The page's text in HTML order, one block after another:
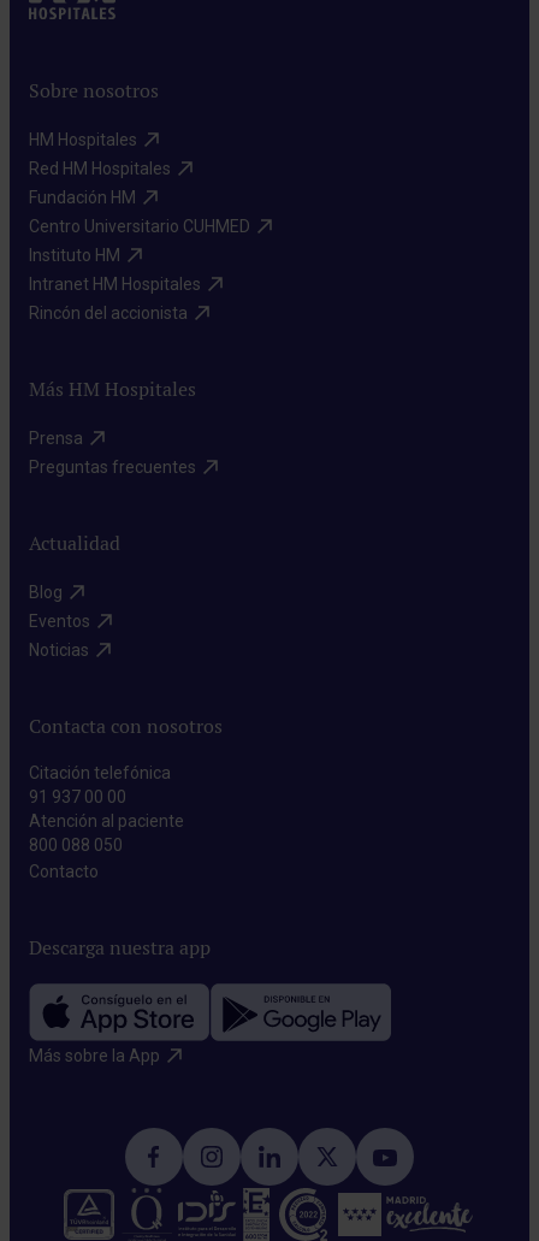
Sobre nosotros
HM Hospitales​
Red HM Hospitales​
Fundación HM​
Centro Universitario CUHMED​
Instituto HM​
Intranet HM Hospitales​
Rincón del accionista​
Más HM Hospitales
Prensa​
Preguntas frecuentes​
Actualidad
Blog​
Eventos​
Noticias​
Contacta con nosotros
Citación telefónica
91 937 00 00
Atención al paciente
800 088 050
Contacto​
Descarga nuestra app
Más sobre la App​